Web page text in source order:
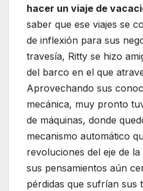
hacer un viaje de
saber que ese viajes se
de inflexión para sus
travesía, Ritty se hizo
del barco en el que
Aprovechando sus
mecánica, muy pronto
de máquinas, donde
mecanismo automático
revoluciones del eje de
sus pensamientos aún
pérdidas que sufrían sus